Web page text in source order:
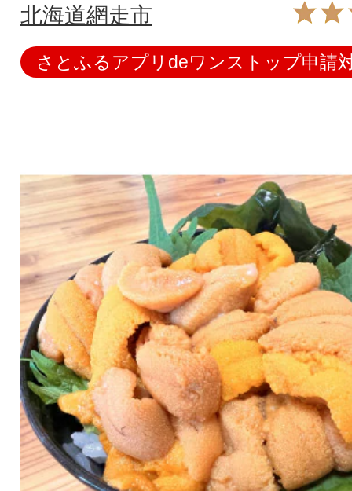
北海道網走市
さとふるアプリdeワンストップ申請